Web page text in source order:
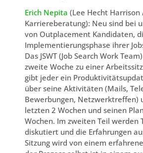
Erich Nepita (Lee Hecht Harrison
Karriereberatung): Neu sind bei
von Outplacement Kandidaten,
Implementierungsphase ihrer
Das JSWT (Job Search Work
zweite Woche zu einer
gibt jeder ein
über seine Aktivitäten (Mails,
Bewerbungen, Netzwerktreffen)
letzten 2 Wochen und seinen
Wochen. Im zweiten Teil werden
diskutiert und die Erfahrungen
Sitzung wird von einem